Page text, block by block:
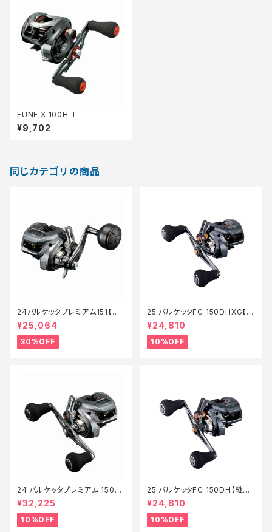
FUNE X 100H-L
¥9,702
同じカテゴリの商品
24バルケッタプレミアム151【特
価リール】【30】
¥25,064
30%OFF
25 バルケッタFC 150DHXG【継
続セール_リール】【10】
¥24,810
10%OFF
24 バルケッタプレミアム 150D
HXG【継続セール_リール】【10】
¥32,225
10%OFF
25 バルケッタFC 150DH【継続
セール_リール】【10】
¥24,810
10%OFF